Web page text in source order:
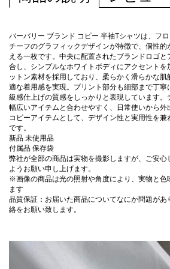
バーバリー ブランド コピー 半袖Tシャツは、フ
チーフのグラフィックデザインが特徴で、個性
える一枚です。中央に配置されたブランドロゴ
合し、シンプルなホワイトボディにアクセントを
ットン素材を採用しており、柔らかく滑らかな
適な着用感を実現。プリント部分も細部まで丁
級感仕上げの質感をしっかりと表現しています
幅広いアイテムと合わせやすく、日常使いから外
コピーアイテムとして、デザイン性と実用性を
です。
新品 未使用品
付属品 保存袋
弊社が全部の商品は実物を撮影しますが、ご安
ようお願い申し上げます。
※画像の商品は光の照射や角度により、実物と色
ます
品質保証：お届いた商品についてなにか問題があ
絡をお願い致します。